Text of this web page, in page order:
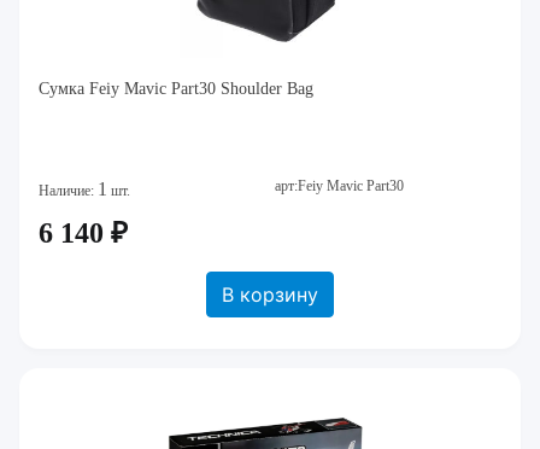
Сумка Feiy Mavic Part30 Shoulder Bag
Наличие: 1 шт. арт:Feiy Mavic Part30
6 140 ₽
В корзину